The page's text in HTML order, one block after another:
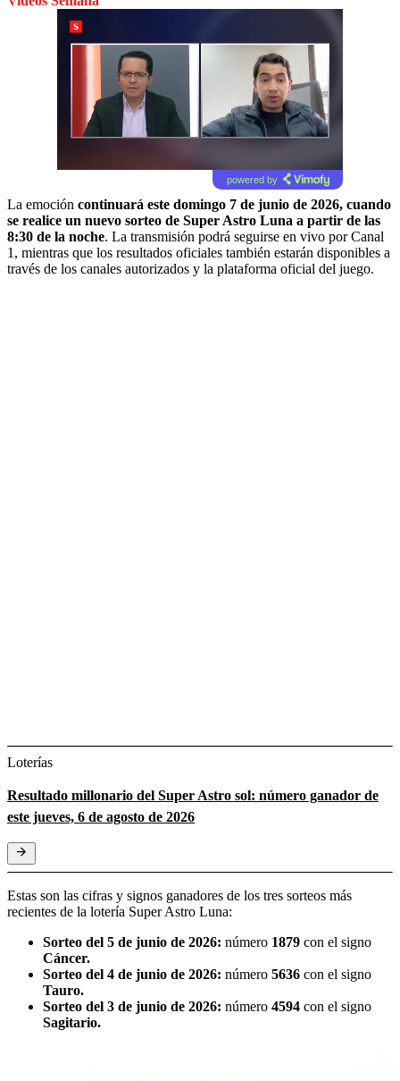
powered by
La emoción continuará este domingo 7 de junio de 2026, cuando
se realice un nuevo sorteo de Super Astro Luna a partir de las
8:30 de la noche. La transmisión podrá seguirse en vivo por Canal
1, mientras que los resultados oficiales también estarán disponibles a
través de los canales autorizados y la plataforma oficial del juego.
Loterías
Resultado millonario del Super Astro sol: número ganador de
este jueves, 6 de agosto de 2026
Estas son las cifras y signos ganadores de los tres sorteos más
recientes de la lotería Super Astro Luna:
Sorteo del 5 de junio de 2026: número 1879 con el signo
Cáncer.
Sorteo del 4 de junio de 2026: número 5636 con el signo
Tauro.
Sorteo del 3 de junio de 2026: número 4594 con el signo
Sagitario.